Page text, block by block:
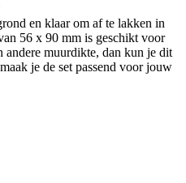
en klaar om af te lakken in
56 x 90 mm is geschikt voor
andere muurdikte, dan kun je dit
je de set passend voor jouw